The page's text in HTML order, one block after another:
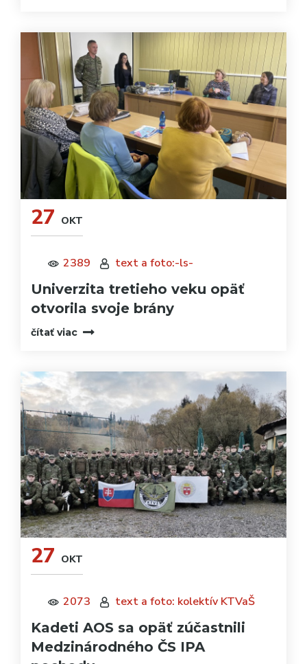
27 OKT
2389 text a foto:-ls-
Univerzita tretieho veku opäť
otvorila svoje brány
čítať viac
27 OKT
2073 text a foto: kolektív KTVaŠ
Kadeti AOS sa opäť zúčastnili
Medzinárodného ČS IPA